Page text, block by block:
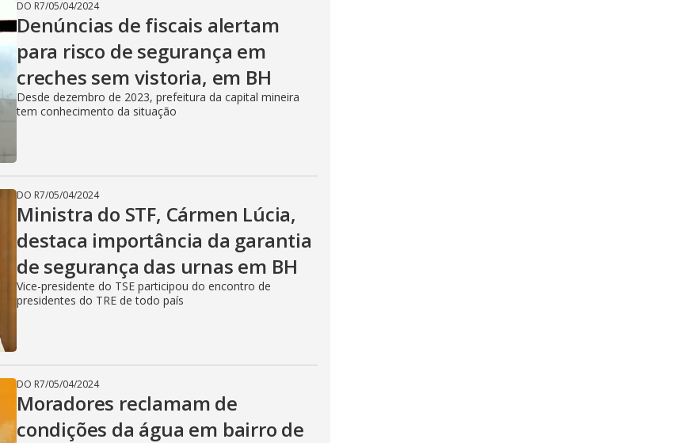
DO R7/05/04/2024
Denúncias de fiscais alertam
para risco de segurança em
creches sem vistoria, em BH
Desde dezembro de 2023, prefeitura da capital mineira
tem conhecimento da situação
DO R7/05/04/2024
Ministra do STF, Cármen Lúcia,
destaca importância da garantia
de segurança das urnas em BH
Vice-presidente do TSE participou do encontro de
presidentes do TRE de todo país
DO R7/05/04/2024
Moradores reclamam de
condições da água em bairro de